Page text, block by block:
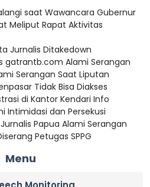
saat Wawancara Gubernur
Meliput Rapat Aktivitas
Jurnalis Ditakedown
gatrantb.com Alami Serangan
Serangan Saat Liputan
Tidak Bisa Diakses
di Kantor Kendari Info
Intimidasi dan Persekusi
Papua Alami Serangan
Petugas SPPG
Menu